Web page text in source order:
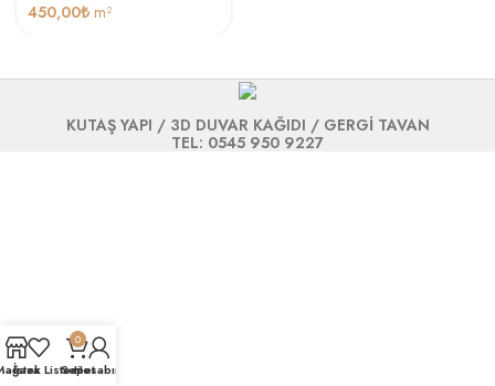
450,00₺ m²
KUTAŞ YAPI / 3D DUVAR KAĞIDI / GERGİ TAVAN
TEL: 0545 950 9227
İstek Listesi
0
Sepet
Hesabım